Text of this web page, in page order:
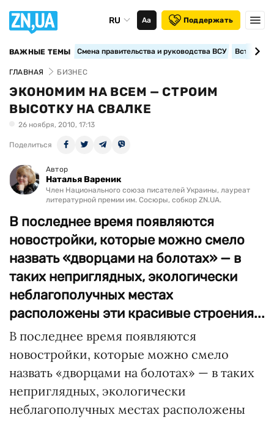
RU Аа Поддержать
ВАЖНЫЕ ТЕМЫ Смена правительства и руководства ВСУ
ГЛАВНАЯ БИЗНЕС
ЭКОНОМИМ НА ВСЕМ — СТРОИМ
ВЫСОТКУ НА СВАЛКЕ
26 ноября, 2010, 17:13
Поделиться
Автор
Наталья Вареник
Член Национального союза писателей Украины, лауреат
литературной премии им. Сосюры, собкор ZN.UA.
В последнее время появляются
новостройки, которые можно смело
назвать «дворцами на болотах» — в
таких неприглядных, экологически
неблагополучных местах
расположены эти красивые строения...
В последнее время появляются
новостройки, которые можно смело
назвать «дворцами на болотах» — в таких
неприглядных, экологически
неблагополучных местах расположены